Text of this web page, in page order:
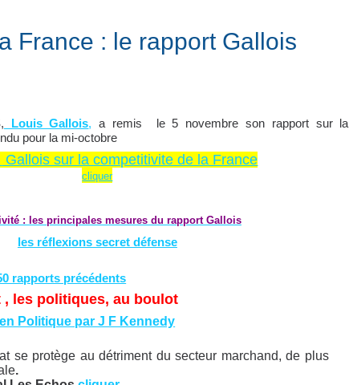
France : le rapport Gallois
Louis Gallois, a remis le 5 novembre son rapport sur la
pour la mi-octobre
Gallois sur la competitivite de la France
cliquer
: les principales mesures du rapport Gallois
les réflexions secret défense
rapports précédents
, les politiques, au boulot
Politique par J F Kennedy
se protège au détriment du secteur marchand, de plus
.